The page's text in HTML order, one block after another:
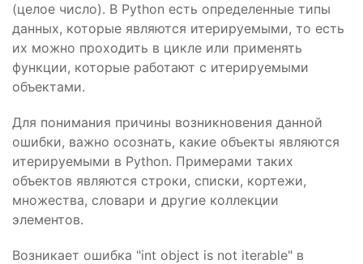
(целое число). В Python есть определенные типы
данных, которые являются итерируемыми, то есть
их можно проходить в цикле или применять
функции, которые работают с итерируемыми
объектами.
Для понимания причины возникновения данной
ошибки, важно осознать, какие объекты являются
итерируемыми в Python. Примерами таких
объектов являются строки, списки, кортежи,
множества, словари и другие коллекции
элементов.
Возникает ошибка "int object is not iterable" в